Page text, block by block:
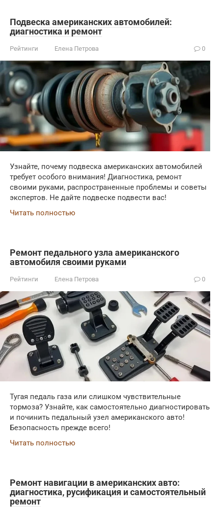
Подвеска американских автомобилей:
диагностика и ремонт
Рейтинги Елена Петрова 0
Узнайте, почему подвеска американских автомобилей
требует особого внимания! Диагностика, ремонт
своими руками, распространенные проблемы и советы
экспертов. Не дайте подвеске подвести вас!
Читать полностью
Ремонт педального узла американского
автомобиля своими руками
Рейтинги Елена Петрова 0
Тугая педаль газа или слишком чувствительные
тормоза? Узнайте, как самостоятельно диагностировать
и починить педальный узел американского авто!
Безопасность прежде всего!
Читать полностью
Ремонт навигации в американских авто:
диагностика, русификация и самостоятельный
ремонт